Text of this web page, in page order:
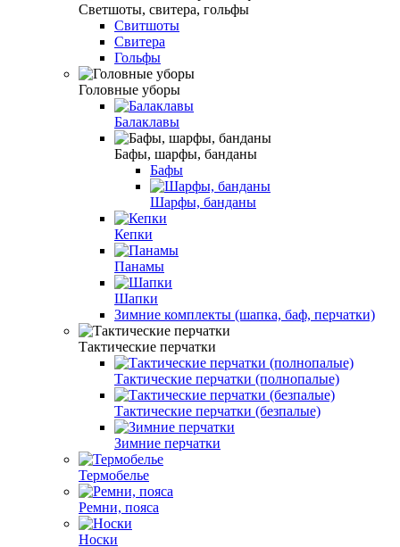
Светшоты, свитера, гольфы
Свитшоты
Свитера
Гольфы
Головные уборы
Балаклавы
Бафы, шарфы, банданы
Бафы
Шарфы, банданы
Кепки
Панамы
Шапки
Зимние комплекты (шапка, баф, перчатки)
Тактические перчатки
Тактические перчатки (полнопалые)
Тактические перчатки (безпалые)
Зимние перчатки
Термобелье
Ремни, пояса
Носки